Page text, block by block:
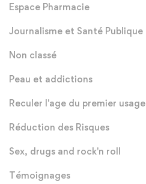
Espace Pharmacie
Journalisme et Santé Publique
Non classé
Peau et addictions
Reculer l'age du premier usage
Réduction des Risques
Sex, drugs and rock'n roll
Témoignages